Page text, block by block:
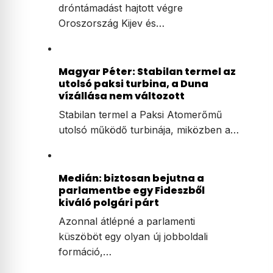
dróntámadást hajtott végre
Oroszország Kijev és…
Magyar Péter: Stabilan termel az
utolsó paksi turbina, a Duna
vízállása nem változott
Stabilan termel a Paksi Atomerőmű
utolsó működő turbinája, miközben a…
Medián: biztosan bejutna a
parlamentbe egy Fideszből
kiváló polgári párt
Azonnal átlépné a parlamenti
küszöböt egy olyan új jobboldali
formáció,…